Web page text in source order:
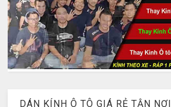
DÁN KÍNH Ô TÔ GIÁ RẺ TẬN NƠI